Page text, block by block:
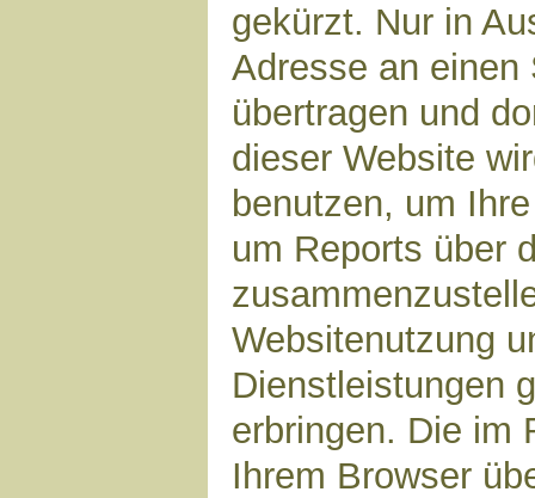
gekürzt. Nur in
Adresse an einen
übertragen und
dieser Website
benutzen, um
um Reports über
Websitenutzung
Dienstleistungen
erbringen. Die im
Ihrem Browser